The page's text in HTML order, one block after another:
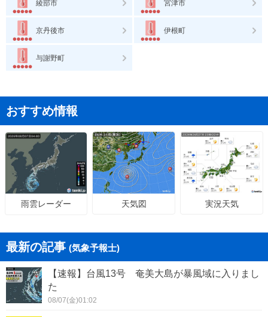
綾部市 宮津市
京丹後市 伊根町
与謝野町
おすすめ情報
雨雲レーダー 天気図 実況天気
最新の記事 (気象予報士)
【速報】台風13号 奄美大島が暴風域に入りまし
た
08/07(金)01:02